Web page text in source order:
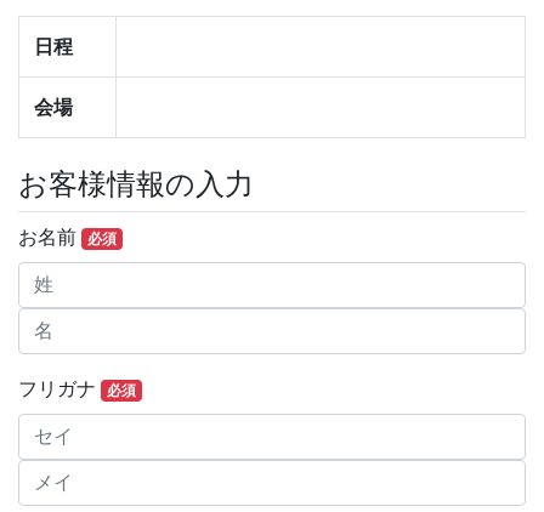
日程
会場
お客様情報の入力
お名前 必須
フリガナ 必須